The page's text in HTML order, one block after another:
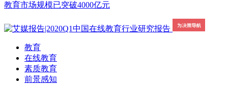
教育市场规模已突破4000亿元
教育
在线教育
素质教育
前景感知